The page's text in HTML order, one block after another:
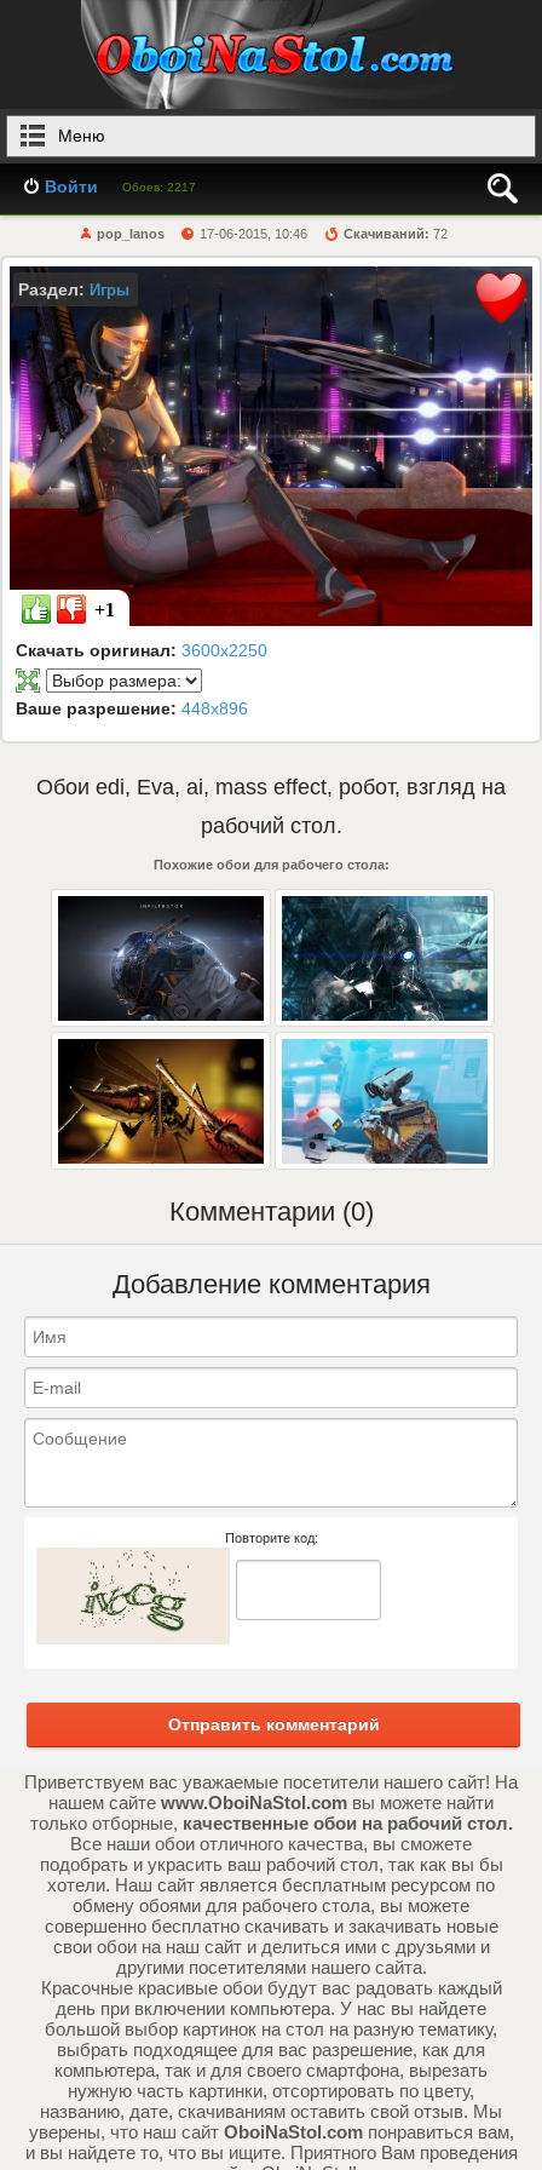
Меню
Войти Обоев: 2217
pop_lanos 17-06-2015, 10:46 Скачиваний: 72
Раздел: Игры
+1
Скачать оригинал: 3600x2250
Ваше разрешение: 448x896
Обои edi, Eva, ai, mass effect, робот, взгляд на
рабочий стол.
Похожие обои для рабочего стола:
Комментарии (0)
Добавление комментария
Повторите код:
Отправить комментарий
Приветствуем вас уважаемые посетители нашего сайт! На
нашем сайте www.OboiNaStol.com вы можете найти
только отборные, качественные обои на рабочий стол.
Все наши обои отличного качества, вы сможете
подобрать и украсить ваш рабочий стол, так как вы бы
хотели. Наш сайт является бесплатным ресурсом по
обмену обоями для рабочего стола, вы можете
совершенно бесплатно скачивать и закачивать новые
свои обои на наш сайт и делиться ими с друзьями и
другими посетителями нашего сайта.
Красочные красивые обои будут вас радовать каждый
день при включении компьютера. У нас вы найдете
большой выбор картинок на стол на разную тематику,
выбрать подходящее для вас разрешение, как для
компьютера, так и для своего смартфона, вырезать
нужную часть картинки, отсортировать по цвету,
названию, дате, скачиваниям оставить свой отзыв. Мы
уверены, что наш сайт OboiNaStol.comпонравиться вам,
и вы найдете то, что вы ищите. Приятного Вам проведения